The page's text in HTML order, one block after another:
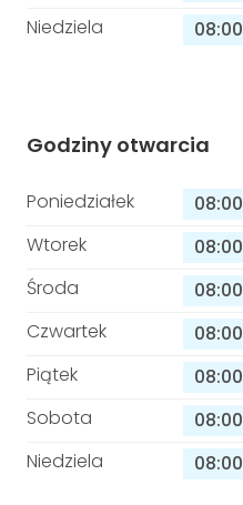
Niedziela
08:00
Godziny otwarcia
Poniedziałek 08:00
Wtorek
08:00
Środa
08:00
Czwartek
08:00
Piątek
08:00
Sobota
08:00
Niedziela
08:00